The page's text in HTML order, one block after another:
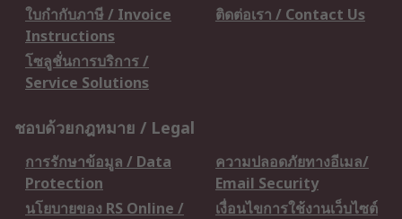
ใบกำกับภาษี / Invoice
Instructions
ติดต่อเรา / Contact Us
โซลูชั่นการบริการ /
Service Solutions
ชอบด้วยกฎหมาย / Legal
การรักษาข้อมูล / Data
Protection
ความปลอดภัยทางอีเมล/
Email Security
นโยบายของ RS Online /
เงื่อนไขการใช้งานเว็บไซต์